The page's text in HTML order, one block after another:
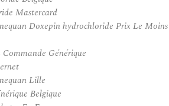
Mastercard
Doxepin hydrochloride Prix Le Moins
Générique
Lille
Belgique